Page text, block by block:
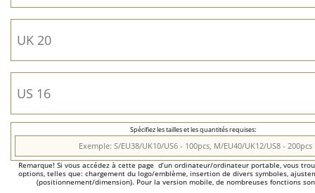
Spécifiez les tailles et les quantités requises:
Remarque! Si vous accédez à cette page  d’un ordinateur/ordinateur portable, vous
options, telles que: chargement du logo/emblème, insertion de divers symboles,
(positionnement/dimension). Pour la version mobile, de nombreuses fonctions